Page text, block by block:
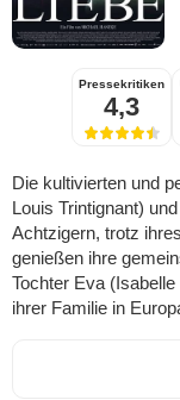
Pressekritiken
4,3
Die kultivierten und
Louis Trintignant)
Achtzigern, trotz
genießen ihre
Tochter Eva
ihrer Familie in